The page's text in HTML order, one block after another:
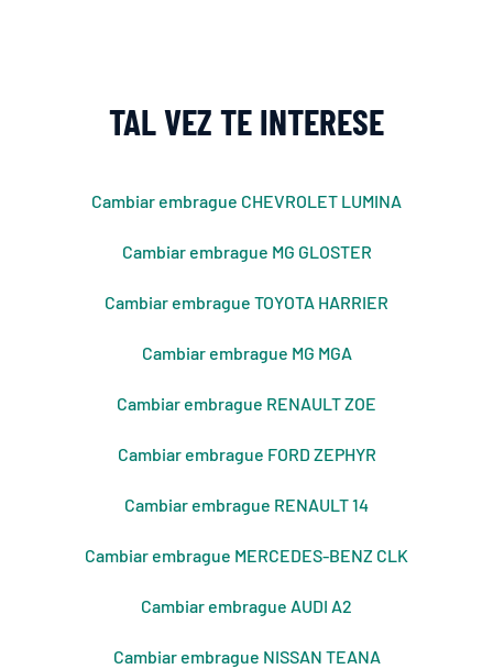
TAL VEZ TE INTERESE
Cambiar embrague CHEVROLET LUMINA
Cambiar embrague MG GLOSTER
Cambiar embrague TOYOTA HARRIER
Cambiar embrague MG MGA
Cambiar embrague RENAULT ZOE
Cambiar embrague FORD ZEPHYR
Cambiar embrague RENAULT 14
Cambiar embrague MERCEDES-BENZ CLK
Cambiar embrague AUDI A2
Cambiar embrague NISSAN TEANA